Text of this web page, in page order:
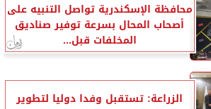
محافظة الإسكندرية تواصل التنبيه على
أصحاب المحال بسرعة توفير صناديق
المخلفات قبل...
الزراعة: تستقبل وفدا دوليا لتطوير